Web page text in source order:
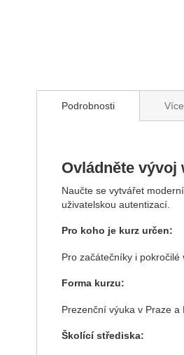
Podrobnosti
Ovládněte vývoj
Naučte se vytvářet
uživatelskou autentizací.
Pro koho je kurz určen:
Pro začátečníky i
Forma kurzu:
Prezenční výuka v Praze
Školící střediska: